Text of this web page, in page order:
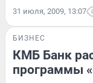
31 июля, 2009, 13:07
БИЗНЕС
КМБ Банк
программы